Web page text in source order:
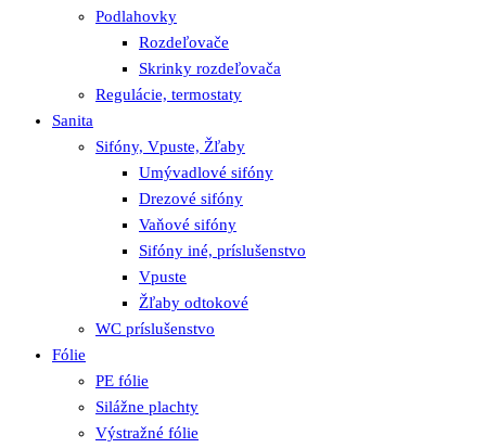
Podlahovky
Rozdeľovače
Skrinky rozdeľovača
Regulácie, termostaty
Sanita
Sifóny, Vpuste, Žľaby
Umývadlové sifóny
Drezové sifóny
Vaňové sifóny
Sifóny iné, príslušenstvo
Vpuste
Žľaby odtokové
WC príslušenstvo
Fólie
PE fólie
Silážne plachty
Výstražné fólie